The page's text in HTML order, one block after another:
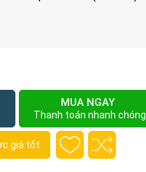
MUA NGAY
Thanh toán nhanh chóng
giá tốt